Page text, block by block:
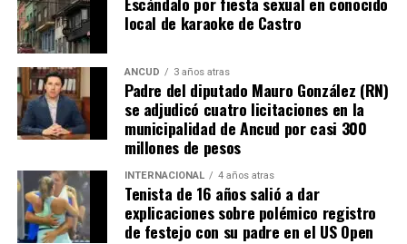
local de karaoke de Castro
ANCUD 3 años atras
Padre del diputado Mauro González (RN)
se adjudicó cuatro licitaciones en la
municipalidad de Ancud por casi 300
millones de pesos
INTERNACIONAL 4 años atras
Tenista de 16 años salió a dar
explicaciones sobre polémico registro
de festejo con su padre en el US Open